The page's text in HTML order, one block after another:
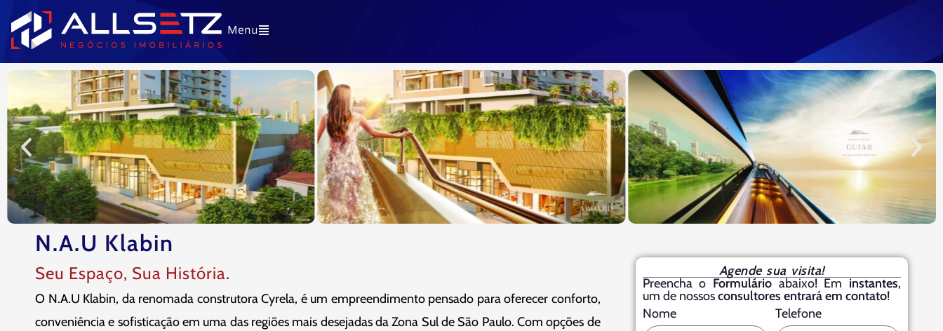
para
conteúdo
Menu
N.A.U Klabin
Seu Espaço, Sua História.
O N.A.U Klabin, da renomada construtora Cyrela, é um empreendimento pensado para oferecer conforto,
conveniência e sofisticação em uma das regiões mais desejadas da Zona Sul de São Paulo. Com opções de
Agende sua visita!
Preencha o Formulário abaixo! Em instantes,
um de nossosconsultores entrará em contato!
Nome
Telefone